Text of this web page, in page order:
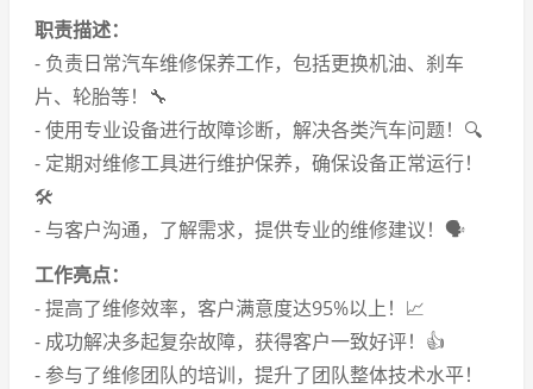
职责描述：
- 负责日常汽车维修保养工作，包括更换机油、刹车
片、轮胎等！🔧
- 使用专业设备进行故障诊断，解决各类汽车问题！🔍
- 定期对维修工具进行维护保养，确保设备正常运行！
🛠️
- 与客户沟通，了解需求，提供专业的维修建议！🗣️
工作亮点：
- 提高了维修效率，客户满意度达95%以上！📈
- 成功解决多起复杂故障，获得客户一致好评！👍
- 参与了维修团队的培训，提升了团队整体技术水平！